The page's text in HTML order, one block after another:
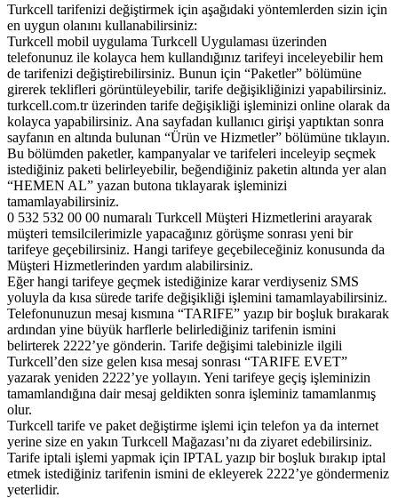
Turkcell tarifenizi değiştirmek için aşağıdaki yöntemlerden sizin için
en uygun olanını kullanabilirsiniz:
Turkcell mobil uygulama Turkcell Uygulaması üzerinden
telefonunuz ile kolayca hem kullandığınız tarifeyi inceleyebilir hem
de tarifenizi değiştirebilirsiniz. Bunun için “Paketler” bölümüne
girerek teklifleri görüntüleyebilir, tarife değişikliğinizi yapabilirsiniz.
turkcell.com.tr üzerinden tarife değişikliği işleminizi online olarak da
kolayca yapabilirsiniz. Ana sayfadan kullanıcı girişi yaptıktan sonra
sayfanın en altında bulunan “Ürün ve Hizmetler” bölümüne tıklayın.
Bu bölümden paketler, kampanyalar ve tarifeleri inceleyip seçmek
istediğiniz paketi belirleyebilir, beğendiğiniz paketin altında yer alan
“HEMEN AL” yazan butona tıklayarak işleminizi
tamamlayabilirsiniz.
0 532 532 00 00 numaralı Turkcell Müşteri Hizmetlerini arayarak
müşteri temsilcilerimizle yapacağınız görüşme sonrası yeni bir
tarifeye geçebilirsiniz. Hangi tarifeye geçebileceğiniz konusunda da
Müşteri Hizmetlerinden yardım alabilirsiniz.
Eğer hangi tarifeye geçmek istediğinize karar verdiyseniz SMS
yoluyla da kısa sürede tarife değişikliği işlemini tamamlayabilirsiniz.
Telefonunuzun mesaj kısmına “TARIFE” yazıp bir boşluk bırakarak
ardından yine büyük harflerle belirlediğiniz tarifenin ismini
belirterek 2222’ye gönderin. Tarife değişimi talebinizle ilgili
Turkcell’den size gelen kısa mesaj sonrası “TARIFE EVET”
yazarak yeniden 2222’ye yollayın. Yeni tarifeye geçiş işleminizin
tamamlandığına dair mesaj geldikten sonra işleminiz tamamlanmış
olur.
Turkcell tarife ve paket değiştirme işlemi için telefon ya da internet
yerine size en yakın Turkcell Mağazası’nı da ziyaret edebilirsiniz.
Tarife iptali işlemi yapmak için IPTAL yazıp bir boşluk bırakıp iptal
etmek istediğiniz tarifenin ismini de ekleyerek 2222’ye göndermeniz
yeterlidir.